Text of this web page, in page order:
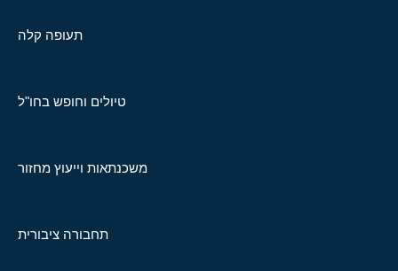
תעופה קלה
טיולים וחופש בחו"ל
משכנתאות וייעוץ מחזור
תחבורה ציבורית